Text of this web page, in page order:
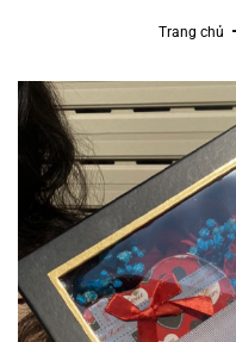
Trang chủ